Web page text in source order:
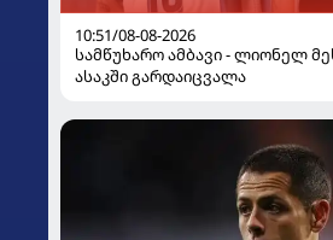
10:51/08-08-2026
სამწუხარო ამბავი - ლიონელ
ასაკში გარდაიცვალა